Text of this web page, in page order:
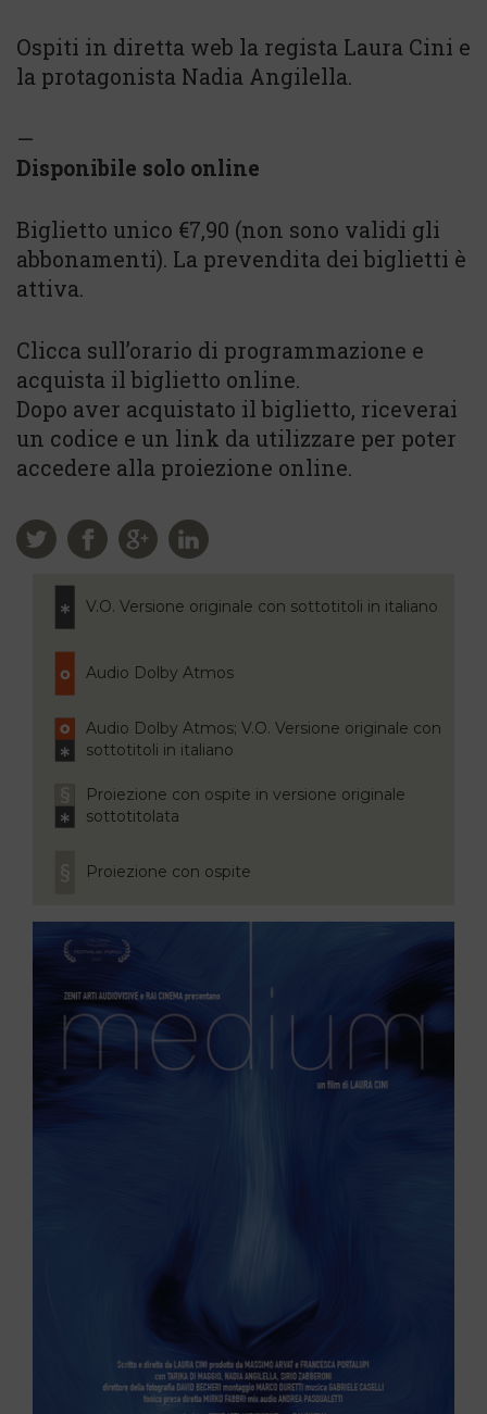
Ospiti in diretta web la regista Laura Cini e
la protagonista Nadia Angilella.
—
Disponibile solo online
Biglietto unico €7,90 (non sono validi gli
abbonamenti). La prevendita dei biglietti è
attiva.
Clicca sull’orario di programmazione e
acquista il biglietto online.
Dopo aver acquistato il biglietto, riceverai
un codice e un link da utilizzare per poter
accedere alla proiezione online.
V.O. Versione originale con sottotitoli in italiano
Audio Dolby Atmos
Audio Dolby Atmos; V.O. Versione originale con
sottotitoli in italiano
Proiezione con ospite in versione originale
sottotitolata
Proiezione con ospite